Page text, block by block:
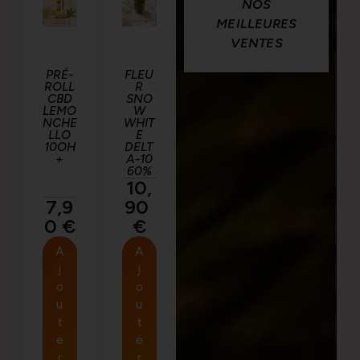
PRÉ-
ROLL
CBD
LEMO
NCHE
LLO
10OH
+
7,9
0 €
A
j
o
u
t
e
FLEU
R
SNO
W
WHIT
E
DELT
A-10
60%
10,
90
€
A
j
o
u
t
e
NOS
MEILLEURES
VENTES